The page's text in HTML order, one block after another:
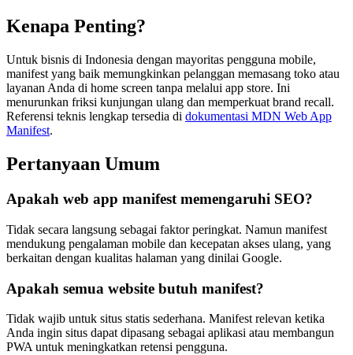
Kenapa Penting?
Untuk bisnis di Indonesia dengan mayoritas pengguna mobile,
manifest yang baik memungkinkan pelanggan memasang toko atau
layanan Anda di home screen tanpa melalui app store. Ini
menurunkan friksi kunjungan ulang dan memperkuat brand recall.
Referensi teknis lengkap tersedia di dokumentasi MDN Web App
Manifest.
Pertanyaan Umum
Apakah web app manifest memengaruhi SEO?
Tidak secara langsung sebagai faktor peringkat. Namun manifest
mendukung pengalaman mobile dan kecepatan akses ulang, yang
berkaitan dengan kualitas halaman yang dinilai Google.
Apakah semua website butuh manifest?
Tidak wajib untuk situs statis sederhana. Manifest relevan ketika
Anda ingin situs dapat dipasang sebagai aplikasi atau membangun
PWA untuk meningkatkan retensi pengguna.